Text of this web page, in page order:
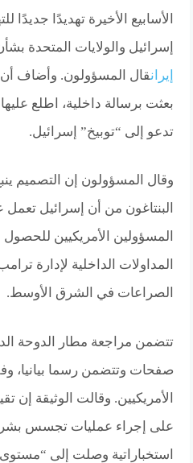
الأسابيع الأخيرة تهديدًا جديدًا
إسرائيل والولايات المتحدة
إيرانقال المسؤولون. وأضاف أن
بعثت برسالة داخلية، اطلع
تدعو إلى “توبيخ” إسرائيل.
وقال المسؤولون إن التصميم
البنتاغون من أن إسرائيل
المسؤولين الأمريكيين
المداولات الداخلية لإدارة
الصراعات في الشرق الأوسط.
تتضمن مراجعة مطار الدوحة
صفحات وتتضمن رسما بيانيا،
الأمريكيين. وقالت الوثيقة إن
على إجراء عمليات تجسس
استخباراتية وصلت إلى